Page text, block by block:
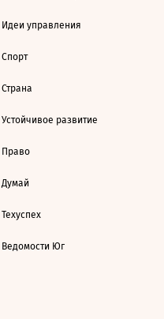
Идеи управления
Спорт
Страна
Устойчивое развитие
Право
Думай
Техуспех
Ведомости Юг